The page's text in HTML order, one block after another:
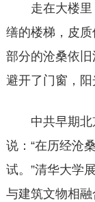
走在大楼里
缮的楼梯，皮
部分的沧桑依
避开了门窗，阳
中共早期北
说：“在历经沧
试。”清华大学
与建筑文物相